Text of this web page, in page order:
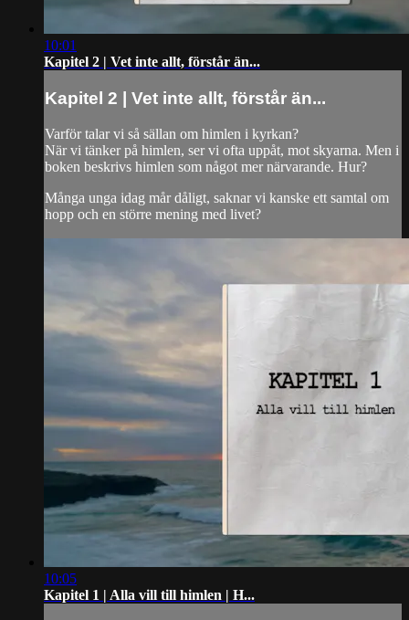
10:01
Kapitel 2 | Vet inte allt, förstår än...
Kapitel 2 | Vet inte allt, förstår än...
Varför talar vi så sällan om himlen i kyrkan?
När vi tänker på himlen, ser vi ofta uppåt, mot skyarna. Men i
boken beskrivs himlen som något mer närvarande. Hur?
Många unga idag mår dåligt, saknar vi kanske ett samtal om
hopp och en större mening med livet?
10:05
Kapitel 1 | Alla vill till himlen | H...